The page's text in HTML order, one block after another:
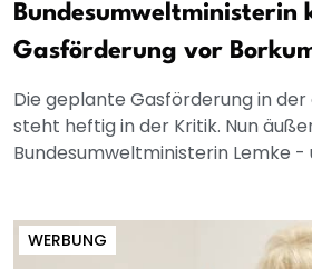
Bundesumweltministerin
Gasförderung vor
Die geplante Gasförderung in
steht heftig in der Kritik. Nun
Bundesumweltministerin Lemke -
WERBUNG